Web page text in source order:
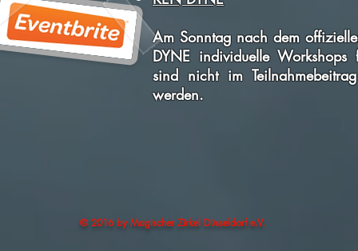
Am Sonntag nach dem
DYNE individuelle
sind nicht im
werden.
© 2016 by Magischer Zirkel Düsseldorf e.V.